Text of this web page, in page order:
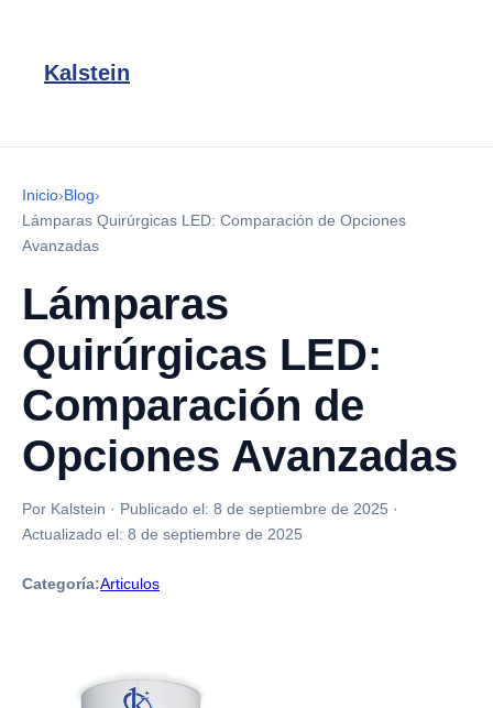
Kalstein
Inicio›Blog›
Lámparas Quirúrgicas LED: Comparación de Opciones
Avanzadas
Lámparas
Quirúrgicas LED:
Comparación de
Opciones Avanzadas
Por Kalstein · Publicado el: 8 de septiembre de 2025 ·
Actualizado el: 8 de septiembre de 2025
Categoría:Articulos